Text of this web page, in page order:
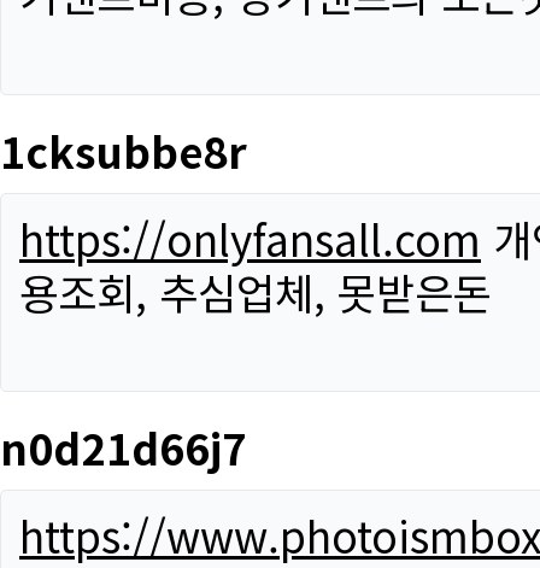
1cksubbe8r
https://onlyfansall.com
용조회, 추심업체, 못받은돈
n0d21d66j7
https://